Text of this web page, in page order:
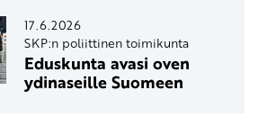
17.6.2026
SKP:n poliittinen toimikunta
Eduskunta avasi oven
ydinaseille Suomeen